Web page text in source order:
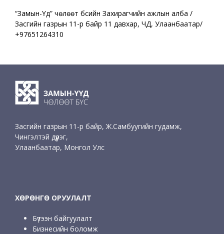
“Замын-Үүд” чөлөөт бүсийн Захирагчийн ажлын алба /
Засгийн газрын 11-р байр 11 давхар, ЧД, Улаанбаатар/
+97651264310
Засгийн газрын 11-р байр, Ж.Самбуугийн гудамж,
Чингэлтэй дүүрэг,
Улаанбаатар, Монгол Улс
ХӨРӨНГӨ ОРУУЛАЛТ
Бүтээн байгуулалт
Бизнесийн боломж